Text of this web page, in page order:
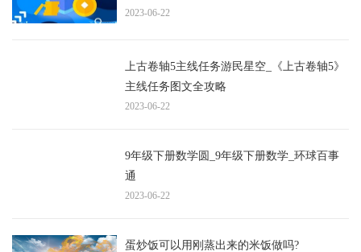
2023-06-22
上古卷轴5主线任务游民星空_《上古卷轴5》
主线任务图文全攻略
2023-06-22
9年级下册数学圆_9年级下册数学_环球百事
通
2023-06-22
蛋炒饭可以用刚蒸出来的米饭做吗?